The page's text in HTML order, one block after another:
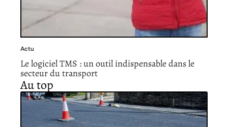
Actu
Le logiciel TMS : un outil indispensable dans le
secteur du transport
Au top